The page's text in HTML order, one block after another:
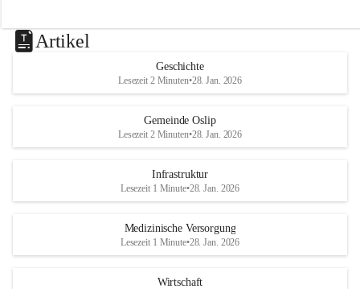
Artikel
Geschichte
Lesezeit 2 Minuten•28. Jan. 2026
Gemeinde Oslip
Lesezeit 2 Minuten•28. Jan. 2026
Infrastruktur
Lesezeit 1 Minute•28. Jan. 2026
Medizinische Versorgung
Lesezeit 1 Minute•28. Jan. 2026
Wirtschaft